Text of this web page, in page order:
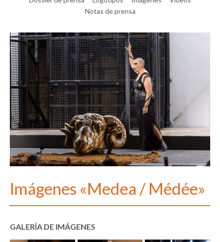
Notas de prensa
Imágenes «Medea / Médée»
GALERÍA DE IMÁGENES